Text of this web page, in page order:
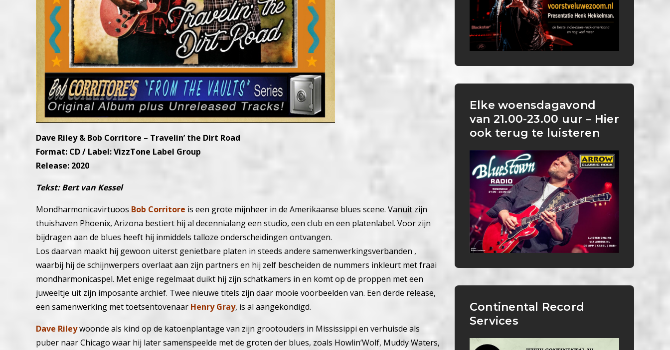
Dave Riley & Bob Corritore – Travelin’ the Dirt Road
Format: CD / Label: VizzTone Label Group
Release: 2020
Tekst: Bert van Kessel
Mondharmonicavirtuoos Bob Corritore is een grote mijnheer in de Amerikaanse blues scene. Vanuit zijn
thuishaven Phoenix, Arizona bestiert hij al decennialang een studio, een club en een platenlabel. Voor zijn
bijdragen aan de blues heeft hij inmiddels talloze onderscheidingen ontvangen.
Los daarvan maakt hij gewoon uiterst genietbare platen in steeds andere samenwerkingsverbanden ,
waarbij hij de schijnwerpers overlaat aan zijn partners en hij zelf bescheiden de nummers inkleurt met fraai
mondharmonicaspel. Met enige regelmaat duikt hij zijn schatkamers in en komt op de proppen met een
juweeltje uit zijn imposante archief. Twee nieuwe titels zijn daar mooie voorbeelden van. Een derde release,
een samenwerking met toetsentovenaar Henry Gray, is al aangekondigd.
Dave Rileywoonde als kind op de katoenplantage van zijn grootouders in Mississippi en verhuisde als
puber naar Chicago waar hij later samenspeelde met de groten der blues, zoals Howlin’Wolf, Muddy Waters,
Elke woensdagavond
van 21.00-23.00 uur – Hier
ook terug te luisteren
Continental Record
Services